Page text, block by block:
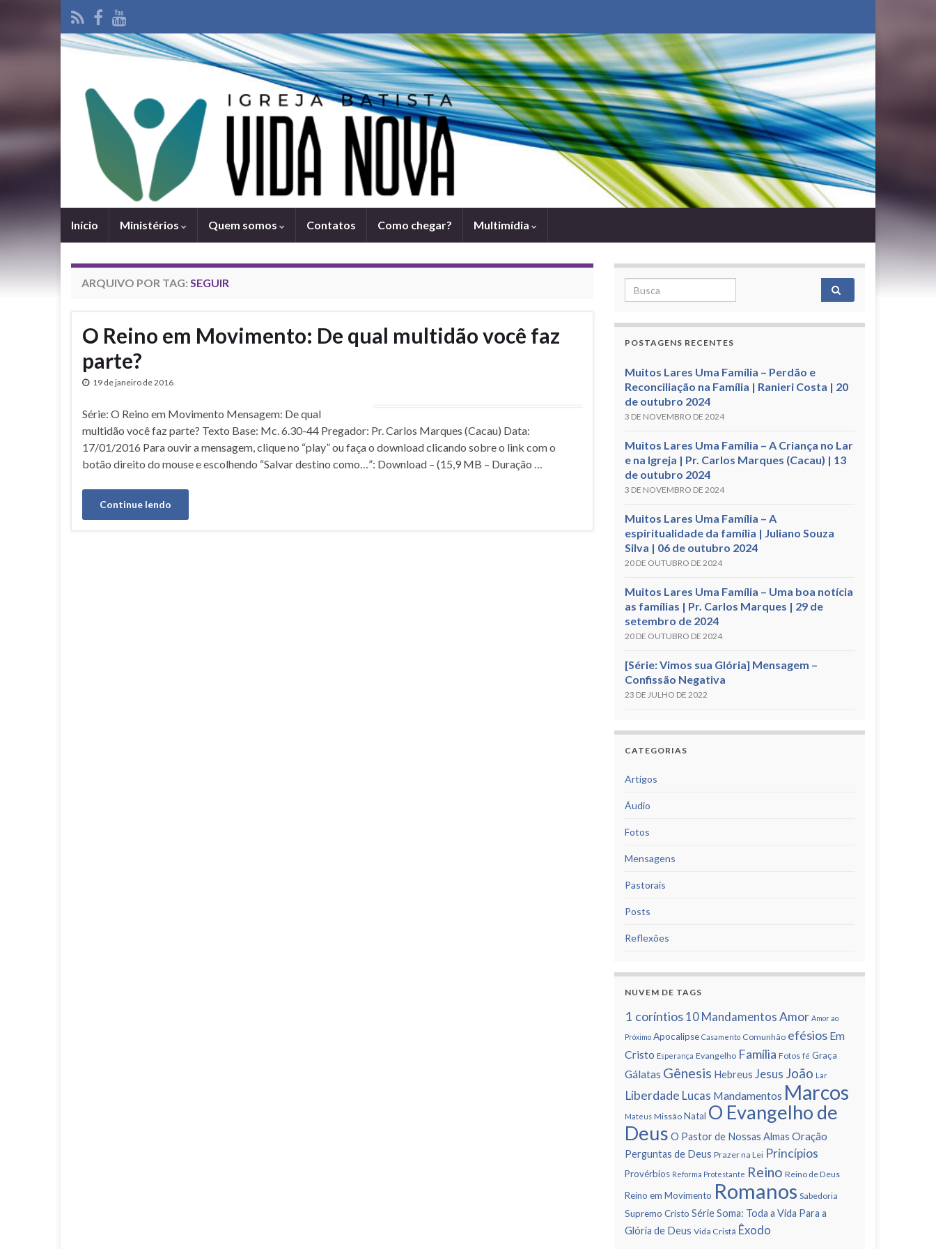
Iní­cio Ministérios Quem somos Contatos Como chegar? Multimídia
ARQUIVO POR TAG: SEGUIR
O Reino em Movimento: De qual multidão você faz
parte?
19 de janeiro de 2016
Série: O Reino em Movimento Mensagem: De qual
multidão você faz parte? Texto Base: Mc. 6.30-44 Pregador: Pr. Carlos Marques (Cacau) Data:
17/01/2016 Para ouvir a mensagem, clique no “play” ou faça o download clicando sobre o link com o
botão direito do mouse e escolhendo “Salvar destino como…”: Download – (15,9 MB – Duração …
Continue lendo
Search for:
POSTAGENS RECENTES
Muitos Lares Uma Família – Perdão e
Reconciliação na Família | Ranieri Costa | 20
de outubro 2024
3 DE NOVEMBRO DE 2024
Muitos Lares Uma Família – A Criança no Lar
e na Igreja | Pr. Carlos Marques (Cacau) | 13
de outubro 2024
3 DE NOVEMBRO DE 2024
Muitos Lares Uma Família – A
espiritualidade da família | Juliano Souza
Silva | 06 de outubro 2024
20 DE OUTUBRO DE 2024
Muitos Lares Uma Família – Uma boa notícia
as famílias | Pr. Carlos Marques | 29 de
setembro de 2024
20 DE OUTUBRO DE 2024
[Série: Vimos sua Glória] Mensagem –
Confissão Negativa
23 DE JULHO DE 2022
CATEGORIAS
Artigos
Áudio
Fotos
Mensagens
Pastorais
Posts
Reflexões
NUVEM DE TAGS
1 corí­ntios 10 Mandamentos Amor Amor ao
Próximo Apocalipse Casamento Comunhão efésios Em
Cristo Esperança Evangelho Famí­lia Fotos fé Graça
Gálatas Gênesis Hebreus Jesus João Lar
Liberdade Lucas Mandamentos Marcos
Mateus Missão Natal O Evangelho de
Deus O Pastor de Nossas Almas Oração
Perguntas de Deus Prazer na Lei Princí­pios
Provérbios Reforma Protestante Reino Reino de Deus
Reino em Movimento Romanos Sabedoria
Supremo Cristo Série Soma: Toda a Vida Para a
Glória de Deus Vida Cristã Êxodo